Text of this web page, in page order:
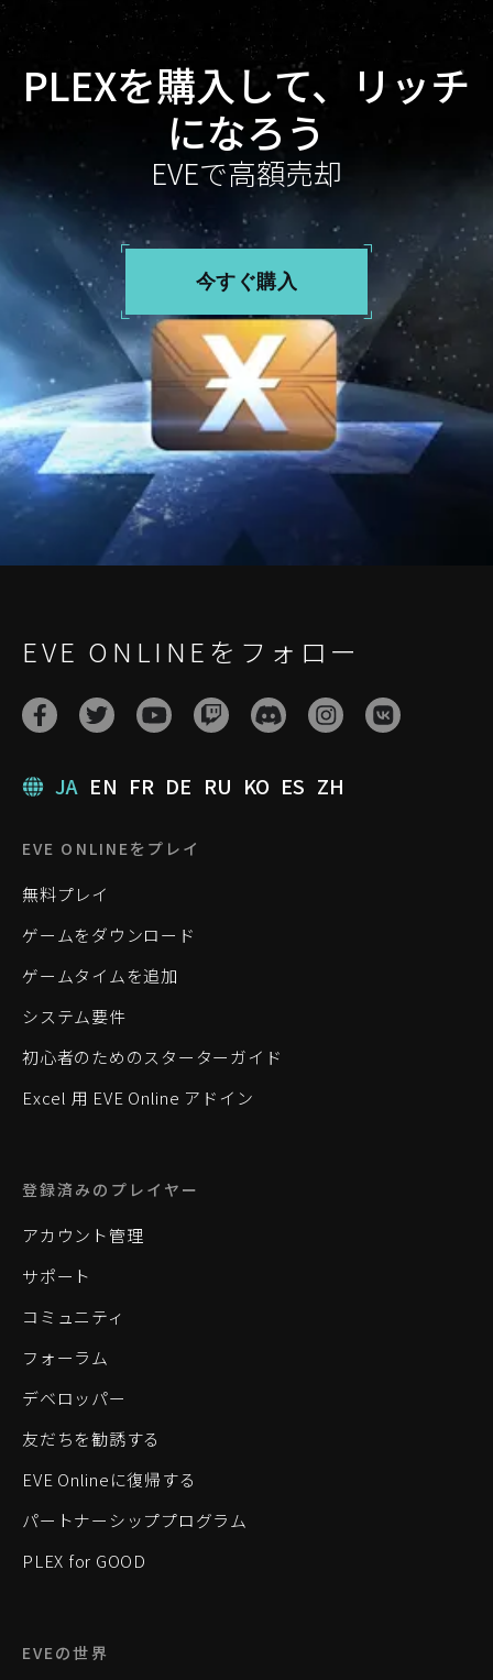
PLEXを購入して、リッチ
になろう
EVEで高額売却
今すぐ購入
EVE ONLINEをフォロー
JA EN FR DE RU KO ES ZH
EVE ONLINEをプレイ
無料プレイ
ゲームをダウンロード
ゲームタイムを追加
システム要件
初心者のためのスターターガイド
Excel 用 EVE Online アドイン
登録済みのプレイヤー
アカウント管理
サポート
コミュニティ
フォーラム
デベロッパー
友だちを勧誘する
EVE Onlineに復帰する
パートナーシッププログラム
PLEX for GOOD
EVEの世界